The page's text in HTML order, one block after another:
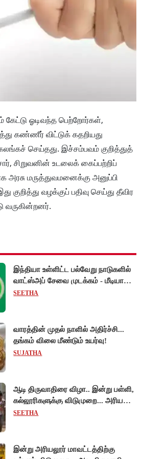
ஓடிவந்த பெற்றோர்கள்,
கண்ணீர் விட்டுக் கதறியது
செய்தது. இச்சம்பவம் குறித்துத்
சிறுவனின் உடலைக் கைப்பற்றிப்
அரசு மருத்துவமனைக்கு அனுப்பி
வழக்குப் பதிவு செய்து தீவிர
இந்தியா உள்ளிட்ட பல்வேறு நாடுகளில்
வாட்ஸ்அப் சேவை முடக்கம் - மீடியா
கோப்புகளை அனுப்ப முடியாமல்
SEETHA
வாரத்தின் முதல் நாளில் அதிர்ச்சி...
தங்கம் விலை மீண்டும் உயர்வு!
SUJATHA
ஆடி திருவாதிரை விழா.. இன்று பள்ளி,
கல்லூரிகளுக்கு விடுமுறை... அரியலூர்
மாவட்ட ஆட்சியர் உத்தரவு!
SEETHA
இன்று அரியலூர் மாவட்டத்திற்கு